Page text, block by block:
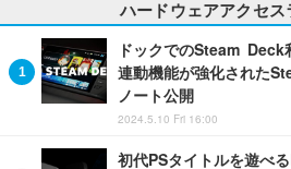
ハードウェアアクセス
ドックでのSteam Deck
連動機能が強化された
ノート公開
2024.5.10 Fri 16:00
初代PSタイトルを遊べ